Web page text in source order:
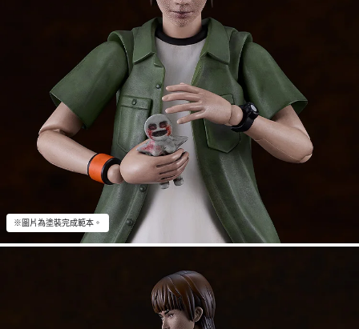
※圖片為塗裝完成範本。